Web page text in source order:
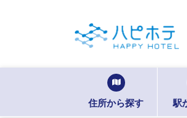
住所から探す 駅